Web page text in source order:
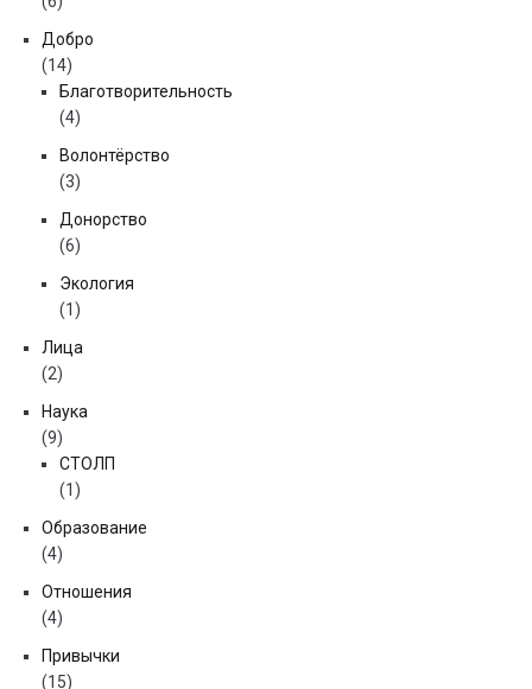
Добро
(14)
Благотворительность
(4)
Волонтёрство
(3)
Донорство
(6)
Экология
(1)
Лица
(2)
Наука
(9)
СТОЛП
(1)
Образование
(4)
Отношения
(4)
Привычки
(15)